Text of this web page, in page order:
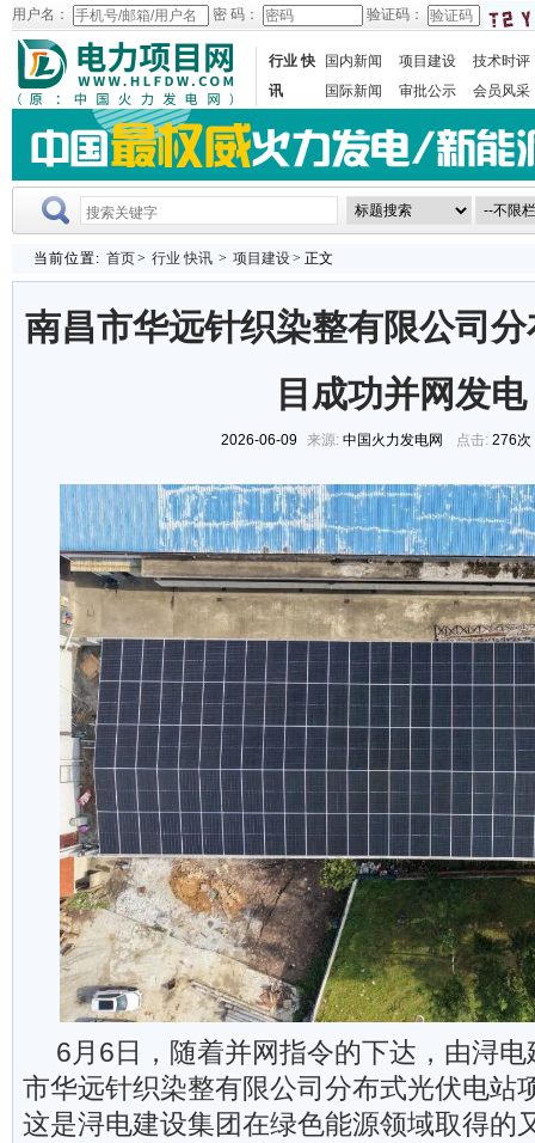
用户名： 密 码： 验证码：
行业 快
讯
国内新闻 项目建设
技术时评
国际新闻
审批公示 会员风采
当前位置: 首页> 行业 快讯 > 项目建设> 正文
南昌市华远针织染整有限公司
目成功并网发电
2026-06-09 来源: 中国火力发电网 点击: 276次
6月6日，随着并网指令的下达，由浔
市华远针织染整有限公司分布式光伏电站
这是浔电建设集团在绿色能源领域取得的